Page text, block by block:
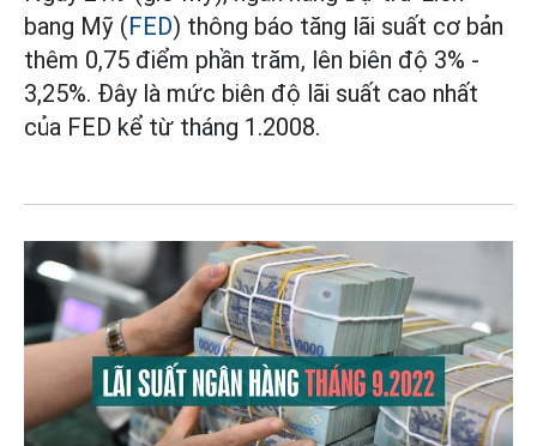
bang Mỹ (FED) thông báo tăng lãi suất cơ bản
thêm 0,75 điểm phần trăm, lên biên độ 3% -
3,25%. Đây là mức biên độ lãi suất cao nhất
của FED kể từ tháng 1.2008.